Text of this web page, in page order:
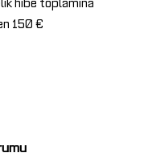
150 €